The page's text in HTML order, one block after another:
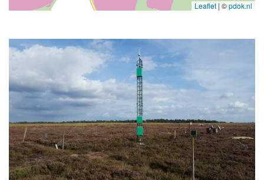
Leaflet | ©pdok.nl